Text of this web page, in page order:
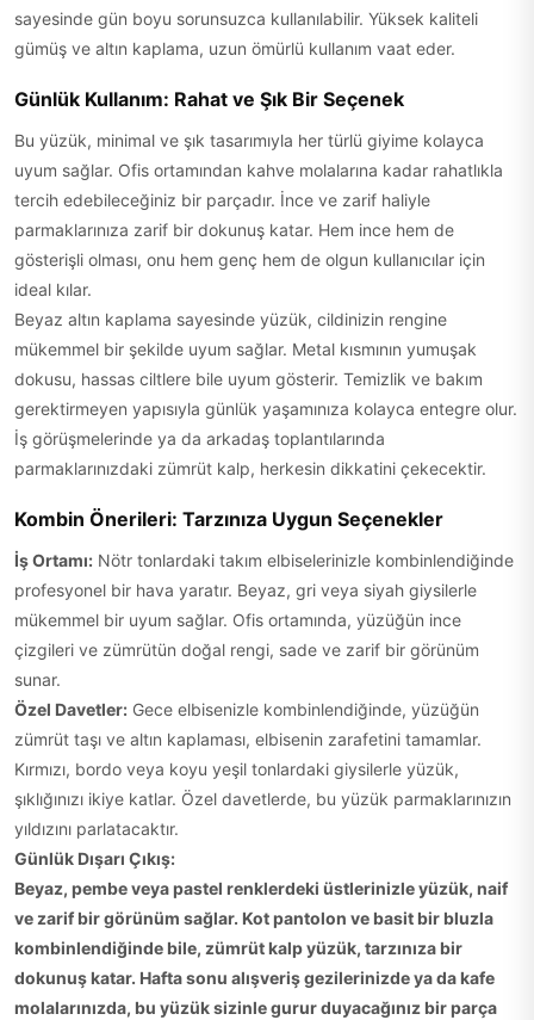
sayesinde gün boyu sorunsuzca kullanılabilir. Yüksek kaliteli
gümüş ve altın kaplama, uzun ömürlü kullanım vaat eder.
Günlük Kullanım: Rahat ve Şık Bir Seçenek
Bu yüzük, minimal ve şık tasarımıyla her türlü giyime kolayca
uyum sağlar. Ofis ortamından kahve molalarına kadar rahatlıkla
tercih edebileceğiniz bir parçadır. İnce ve zarif haliyle
parmaklarınıza zarif bir dokunuş katar. Hem ince hem de
gösterişli olması, onu hem genç hem de olgun kullanıcılar için
ideal kılar.
Beyaz altın kaplama sayesinde yüzük, cildinizin rengine
mükemmel bir şekilde uyum sağlar. Metal kısmının yumuşak
dokusu, hassas ciltlere bile uyum gösterir. Temizlik ve bakım
gerektirmeyen yapısıyla günlük yaşamınıza kolayca entegre olur.
İş görüşmelerinde ya da arkadaş toplantılarında
parmaklarınızdaki zümrüt kalp, herkesin dikkatini çekecektir.
Kombin Önerileri: Tarzınıza Uygun Seçenekler
İş Ortamı: Nötr tonlardaki takım elbiselerinizle kombinlendiğinde
profesyonel bir hava yaratır. Beyaz, gri veya siyah giysilerle
mükemmel bir uyum sağlar. Ofis ortamında, yüzüğün ince
çizgileri ve zümrütün doğal rengi, sade ve zarif bir görünüm
sunar.
Özel Davetler: Gece elbisenizle kombinlendiğinde, yüzüğün
zümrüt taşı ve altın kaplaması, elbisenin zarafetini tamamlar.
Kırmızı, bordo veya koyu yeşil tonlardaki giysilerle yüzük,
şıklığınızı ikiye katlar. Özel davetlerde, bu yüzük parmaklarınızın
yıldızını parlatacaktır.
Günlük Dışarı Çıkış:
Beyaz, pembe veya pastel renklerdeki üstlerinizle yüzük, naif
ve zarif bir görünüm sağlar. Kot pantolon ve basit bir bluzla
kombinlendiğinde bile, zümrüt kalp yüzük, tarzınıza bir
dokunuş katar. Hafta sonu alışveriş gezilerinizde ya da kafe
molalarınızda, bu yüzük sizinle gurur duyacağınız bir parça